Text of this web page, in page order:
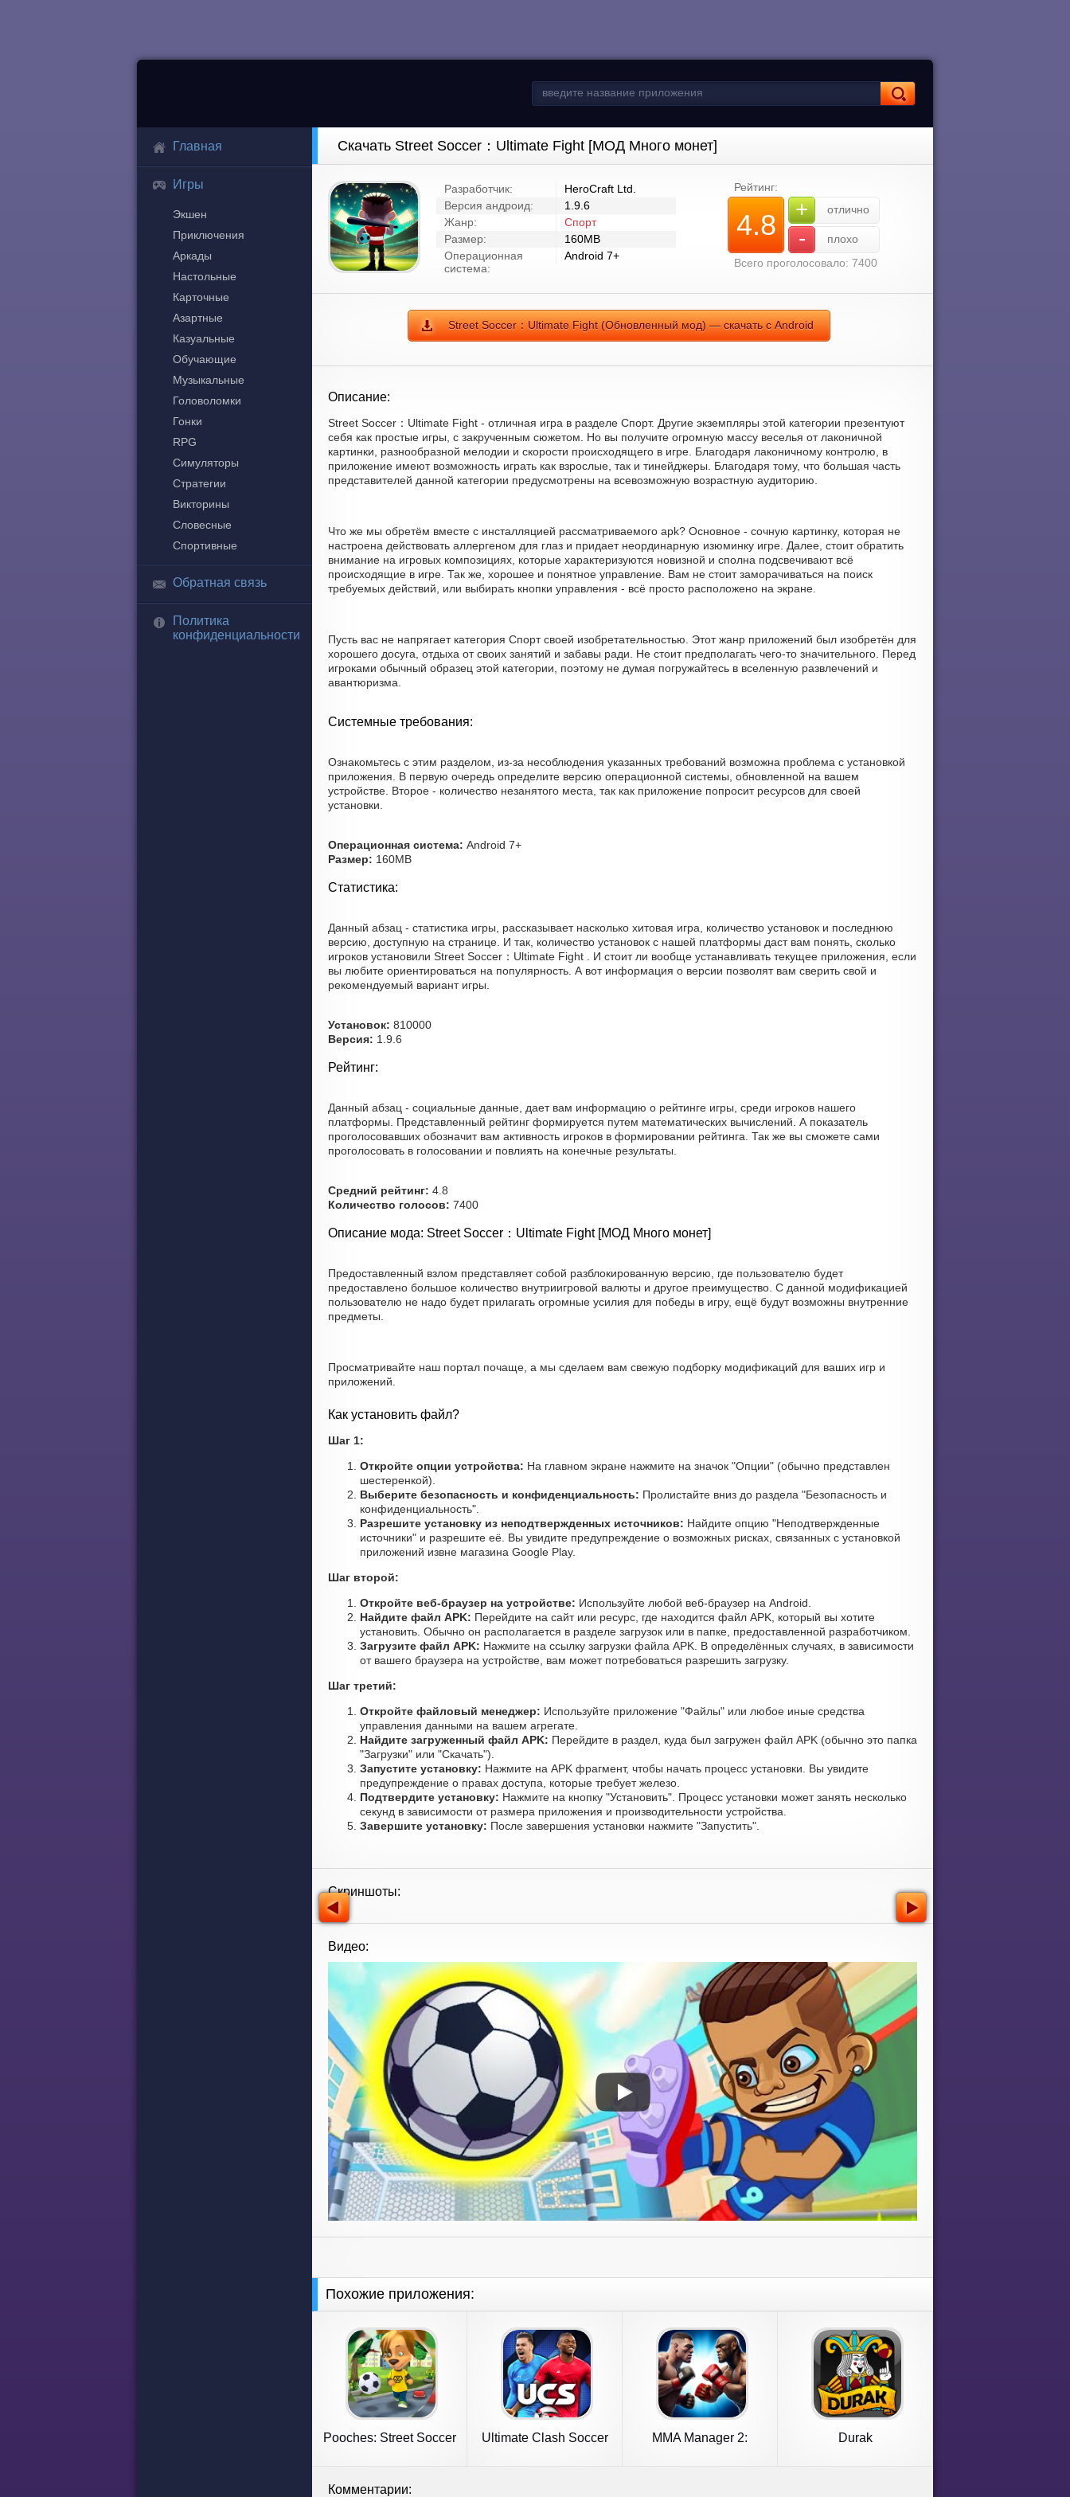
Главная
Игры
Экшен
Приключения
Аркады
Настольные
Карточные
Азартные
Казуальные
Обучающие
Музыкальные
Головоломки
Гонки
RPG
Симуляторы
Стратегии
Викторины
Словесные
Спортивные
Обратная связь
Политика
конфиденциальности
Скачать Street Soccer：Ultimate Fight [МОД Много монет]
Разработчик:
HeroCraft Ltd.
Версия андроид:
1.9.6
Жанр:
Спорт
Размер:
160MB
Операционная
система:
Android 7+
Рейтинг:
4.8 + отлично
-
плохо
Всего проголосовало: 7400
Street Soccer：Ultimate Fight (Обновленный мод) — скачать с Android
Описание:
Street Soccer：Ultimate Fight - отличная игра в разделе Спорт. Другие экземпляры этой категории презентуют
себя как простые игры, с закрученным сюжетом. Но вы получите огромную массу веселья от лаконичной
картинки, разнообразной мелодии и скорости происходящего в игре. Благодаря лаконичному контролю, в
приложение имеют возможность играть как взрослые, так и тинейджеры. Благодаря тому, что большая часть
представителей данной категории предусмотрены на всевозможную возрастную аудиторию.
Что же мы обретём вместе с инсталляцией рассматриваемого apk? Основное - сочную картинку, которая не
настроена действовать аллергеном для глаз и придает неординарную изюминку игре. Далее, стоит обратить
внимание на игровых композициях, которые характеризуются новизной и сполна подсвечивают всё
происходящие в игре. Так же, хорошее и понятное управление. Вам не стоит заморачиваться на поиск
требуемых действий, или выбирать кнопки управления - всё просто расположено на экране.
Пусть вас не напрягает категория Спорт своей изобретательностью. Этот жанр приложений был изобретён для
хорошего досуга, отдыха от своих занятий и забавы ради. Не стоит предполагать чего-то значительного. Перед
игроками обычный образец этой категории, поэтому не думая погружайтесь в вселенную развлечений и
авантюризма.
Системные требования:
Ознакомьтесь с этим разделом, из-за несоблюдения указанных требований возможна проблема с установкой
приложения. В первую очередь определите версию операционной системы, обновленной на вашем
устройстве. Второе - количество незанятого места, так как приложение попросит ресурсов для своей
установки.
Операционная система: Android 7+
Размер: 160MB
Статистика:
Данный абзац - статистика игры, рассказывает насколько хитовая игра, количество установок и последнюю
версию, доступную на странице. И так, количество установок с нашей платформы даст вам понять, сколько
игроков установили Street Soccer：Ultimate Fight . И стоит ли вообще устанавливать текущее приложения, если
вы любите ориентироваться на популярность. А вот информация о версии позволят вам сверить свой и
рекомендуемый вариант игры.
Установок: 810000
Версия: 1.9.6
Рейтинг:
Данный абзац - социальные данные, дает вам информацию о рейтинге игры, среди игроков нашего
платформы. Представленный рейтинг формируется путем математических вычислений. А показатель
проголосовавших обозначит вам активность игроков в формировании рейтинга. Так же вы сможете сами
проголосовать в голосовании и повлиять на конечные результаты.
Средний рейтинг: 4.8
Количество голосов: 7400
Описание мода: Street Soccer：Ultimate Fight [МОД Много монет]
Предоставленный взлом представляет собой разблокированную версию, где пользователю будет
предоставлено большое количество внутриигровой валюты и другое преимущество. С данной модификацией
пользователю не надо будет прилагать огромные усилия для победы в игру, ещё будут возможны внутренние
предметы.
Просматривайте наш портал почаще, а мы сделаем вам свежую подборку модификаций для ваших игр и
приложений.
Как установить файл?
Шаг 1:
Откройте опции устройства: На главном экране нажмите на значок "Опции" (обычно представлен
шестеренкой).
Выберите безопасность и конфиденциальность: Пролистайте вниз до раздела "Безопасность и
конфиденциальность".
Разрешите установку из неподтвержденных источников: Найдите опцию "Неподтвержденные
источники" и разрешите её. Вы увидите предупреждение о возможных рисках, связанных с установкой
приложений извне магазина Google Play.
Шаг второй:
Откройте веб-браузер на устройстве: Используйте любой веб-браузер на Android.
Найдите файл APK: Перейдите на сайт или ресурс, где находится файл APK, который вы хотите
установить. Обычно он располагается в разделе загрузок или в папке, предоставленной разработчиком.
Загрузите файл APK: Нажмите на ссылку загрузки файла APK. В определённых случаях, в зависимости
от вашего браузера на устройстве, вам может потребоваться разрешить загрузку.
Шаг третий:
Откройте файловый менеджер: Используйте приложение "Файлы" или любое иные средства
управления данными на вашем агрегате.
Найдите загруженный файл APK: Перейдите в раздел, куда был загружен файл APK (обычно это папка
"Загрузки" или "Скачать").
Запустите установку: Нажмите на APK фрагмент, чтобы начать процесс установки. Вы увидите
предупреждение о правах доступа, которые требует железо.
Подтвердите установку: Нажмите на кнопку "Установить". Процесс установки может занять несколько
секунд в зависимости от размера приложения и производительности устройства.
Завершите установку: После завершения установки нажмите "Запустить".
Скриншоты:
Видео:
Похожие приложения:
Pooches: Street Soccer Ultimate Clash Soccer
MMA Manager 2:
Durak
Комментарии: